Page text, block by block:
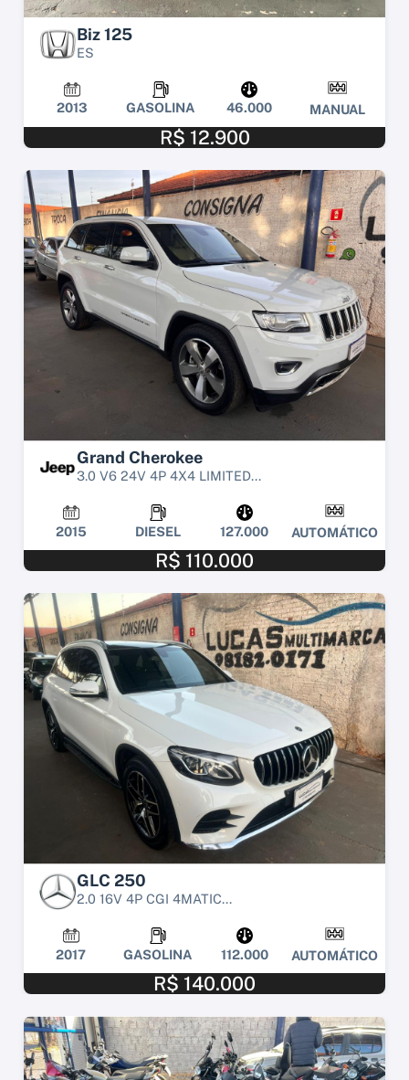
Biz 125
ES
2013 GASOLINA 46.000 MANUAL
R$ 12.900
Grand Cherokee
3.0 V6 24V 4P 4X4 LIMITED...
2015 DIESEL 127.000 AUTOMÁTICO
R$ 110.000
GLC 250
2.0 16V 4P CGI 4MATIC...
2017 GASOLINA 112.000 AUTOMÁTICO
R$ 140.000